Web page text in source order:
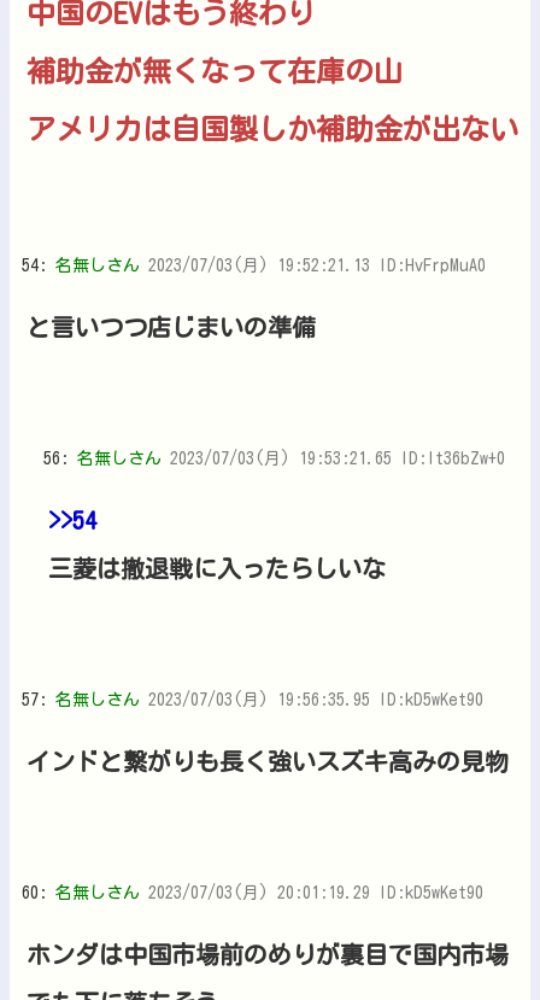
中国のEVはもう終わり
補助金が無くなって在庫の山
アメリカは自国製しか補助金が出ない
54: 名無しさん 2023/07/03(月) 19:52:21.13 ID:HvFrpMuA0
と言いつつ店じまいの準備
56: 名無しさん 2023/07/03(月) 19:53:21.65 ID:lt36bZw+0
>>54
三菱は撤退戦に入ったらしいな
57: 名無しさん 2023/07/03(月) 19:56:35.95 ID:kD5wKet90
インドと繋がりも長く強いスズキ高みの見物
60: 名無しさん 2023/07/03(月) 20:01:19.29 ID:kD5wKet90
ホンダは中国市場前のめりが裏目で国内市場